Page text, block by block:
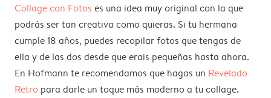
Collage con Fotos es una idea muy original con la que
podrás ser tan creativa como quieras. Si tu hermana
cumple 18 años, puedes recopilar fotos que tengas de
ella y de las dos desde que erais pequeñas hasta ahora.
En Hofmann te recomendamos que hagas un Revelado
Retro para darle un toque más moderno a tu collage.